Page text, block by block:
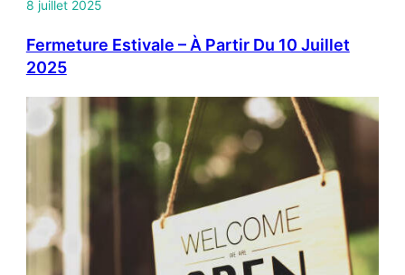
8 juillet 2025
Fermeture Estivale – À Partir Du 10 Juillet
2025